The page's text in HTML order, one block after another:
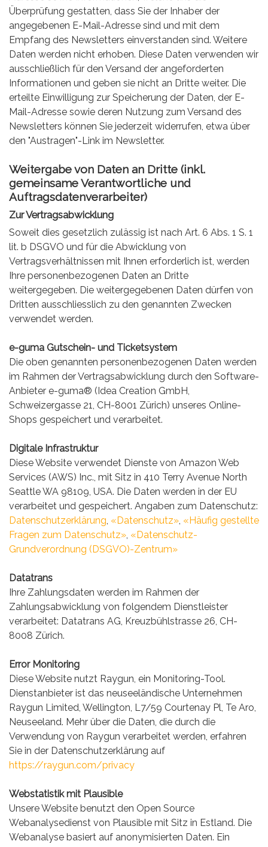
Überprüfung gestatten, dass Sie der Inhaber der
angegebenen E-Mail-Adresse sind und mit dem
Empfang des Newsletters einverstanden sind. Weitere
Daten werden nicht erhoben. Diese Daten verwenden wir
ausschließlich für den Versand der angeforderten
Informationen und geben sie nicht an Dritte weiter. Die
erteilte Einwilligung zur Speicherung der Daten, der E-
Mail-Adresse sowie deren Nutzung zum Versand des
Newsletters können Sie jederzeit widerrufen, etwa über
den "Austragen"-Link im Newsletter.
Weitergabe von Daten an Dritte (inkl.
gemeinsame Verantwortliche und
Auftragsdatenverarbeiter)
Zur Vertragsabwicklung
Soweit dies gesetzlich zulässig ist nach Art. 6 Abs. 1 S. 1
lit. b DSGVO und für die Abwicklung von
Vertragsverhältnissen mit Ihnen erforderlich ist, werden
Ihre personenbezogenen Daten an Dritte
weitergegeben. Die weitergegebenen Daten dürfen von
Dritten ausschliesslich zu den genannten Zwecken
verwendet werden.
e-guma Gutschein- und Ticketsystem
Die oben genannten personenbezogenen Daten werden
im Rahmen der Vertragsabwicklung durch den Software-
Anbieter e-guma® (Idea Creation GmbH,
Schweizergasse 21, CH-8001 Zürich) unseres Online-
Shops gespeichert und verarbeitet.
Digitale Infrastruktur
Diese Website verwendet Dienste von Amazon Web
Services (AWS) Inc., mit Sitz in 410 Terry Avenue North
Seattle WA 98109, USA. Die Daten werden in der EU
verarbeitet und gespeichert. Angaben zum Datenschutz:
Datenschutzerklärung, «Datenschutz», «Häufig gestellte
Fragen zum Datenschutz», «Datenschutz-
Grundverordnung (DSGVO)-Zentrum»
Datatrans
Ihre Zahlungsdaten werden im Rahmen der
Zahlungsabwicklung von folgendem Dienstleister
verarbeitet: Datatrans AG, Kreuzbühlstrasse 26, CH-
8008 Zürich.
Error Monitoring
Diese Website nutzt Raygun, ein Monitoring-Tool.
Dienstanbieter ist das neuseeländische Unternehmen
Raygun Limited, Wellington, L7/59 Courtenay Pl, Te Aro,
Neuseeland. Mehr über die Daten, die durch die
Verwendung von Raygun verarbeitet werden, erfahren
Sie in der Datenschutzerklärung auf
https://raygun.com/privacy
Webstatistik mit Plausible
Unsere Website benutzt den Open Source
Webanalysedienst von Plausible mit Sitz in Estland. Die
Webanalyse basiert auf anonymisierten Daten. Ein